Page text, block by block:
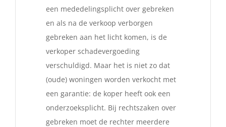
een mededelingsplicht over gebreken
en als na de verkoop verborgen
gebreken aan het licht komen, is de
verkoper schadevergoeding
verschuldigd. Maar het is niet zo dat
(oude) woningen worden verkocht met
een garantie: de koper heeft ook een
onderzoeksplicht. Bij rechtszaken over
gebreken moet de rechter meerdere